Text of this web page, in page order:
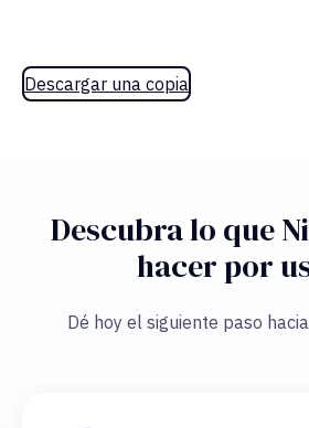
Descargar una copia
Descubra lo que
hacer por
Dé hoy el siguiente paso